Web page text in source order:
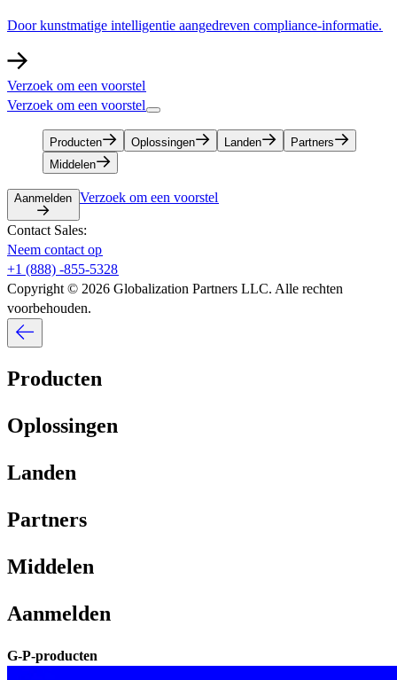
Door kunstmatige intelligentie aangedreven compliance-informatie.​​
Verzoek om een voorstel​​
Verzoek om een voorstel​​
Producten​​ Oplossingen​​ Landen​​
Partners​​
Middelen​​
Aanmelden​​ Verzoek om een voorstel​​
Contact Sales:​​
Neem contact op​​
+1 (888) -855-5328​​
Copyright © 2026 Globalization Partners LLC. Alle rechten
voorbehouden.​​
Producten​​
Oplossingen​​
Landen​​
Partners​​
Middelen​​
Aanmelden​​
G-P-producten​​